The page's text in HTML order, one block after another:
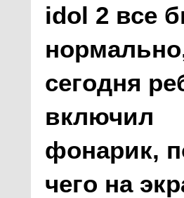
idol 2 все
сегодня
включил
фонарик,
чего на